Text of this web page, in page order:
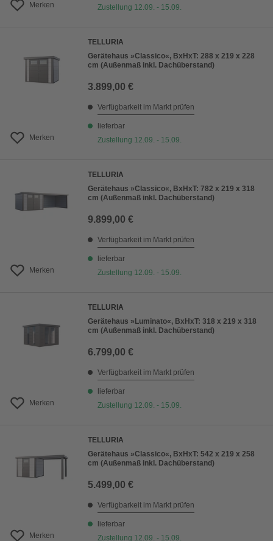
Merken
Zustellung 12.09. - 15.09.
Merken
TELLURIA
Gerätehaus »Classico«, BxHxT: 288 x 219 x 228
cm (Außenmaß inkl. Dachüberstand)
3.899,00 €
Verfügbarkeit im Markt prüfen
lieferbar
Zustellung 12.09. - 15.09.
Merken
TELLURIA
Gerätehaus »Classico«, BxHxT: 782 x 219 x 318
cm (Außenmaß inkl. Dachüberstand)
9.899,00 €
Verfügbarkeit im Markt prüfen
lieferbar
Zustellung 12.09. - 15.09.
Merken
TELLURIA
Gerätehaus »Luminato«, BxHxT: 318 x 219 x 318
cm (Außenmaß inkl. Dachüberstand)
6.799,00 €
Verfügbarkeit im Markt prüfen
lieferbar
Zustellung 12.09. - 15.09.
Merken
TELLURIA
Gerätehaus »Classico«, BxHxT: 542 x 219 x 258
cm (Außenmaß inkl. Dachüberstand)
5.499,00 €
Verfügbarkeit im Markt prüfen
lieferbar
Zustellung 12.09. - 15.09.